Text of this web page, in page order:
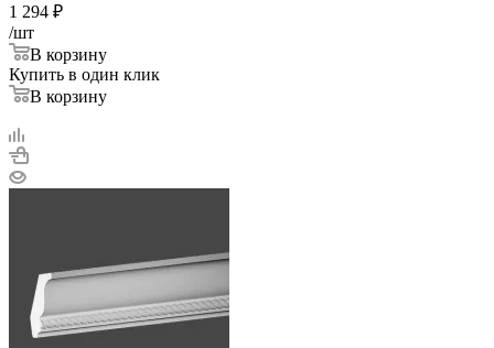
1 294 ₽
/шт
В корзину
Купить в один клик
В корзину